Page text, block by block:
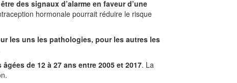
des signaux d’alarme en faveur d’une
hormonale pourrait réduire le risque
les uns les pathologies, pour les autres les
âgées de 12 à 27 ans entre 2005 et 2017. La